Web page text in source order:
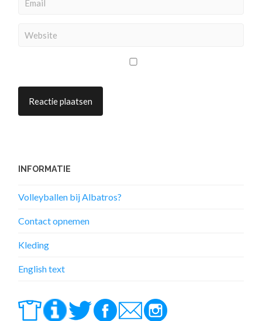
INFORMATIE
Volleyballen bij Albatros?
Contact opnemen
Kleding
English text